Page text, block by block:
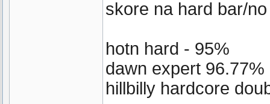
skore na hard bar/
hotn hard - 95%
dawn expert 96.77%
hillbilly hardcore